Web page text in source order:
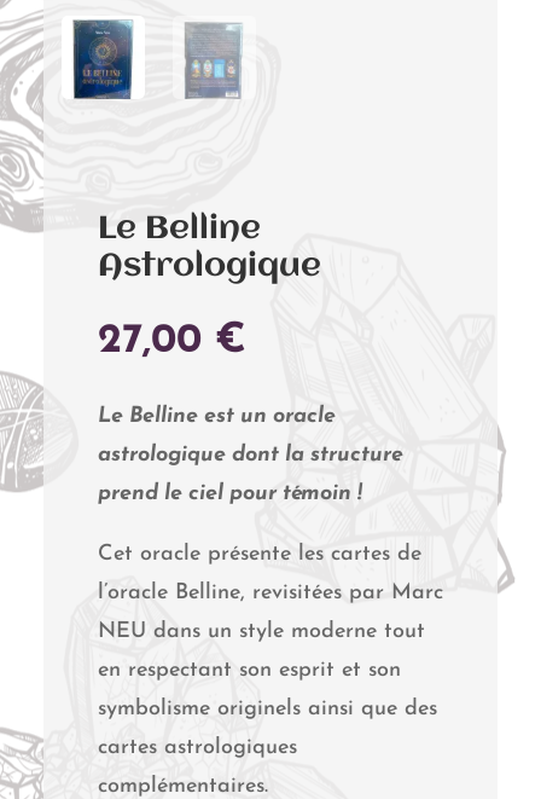
Le Belline
Astrologique
27,00 €
Le Belline est un oracle
astrologique dont la structure
prend le ciel pour témoin !
Cet oracle présente les cartes de
l’oracle Belline, revisitées par Marc
NEU dans un style moderne tout
en respectant son esprit et son
symbolisme originels ainsi que des
cartes astrologiques
complémentaires.